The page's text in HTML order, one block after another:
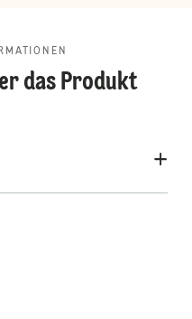
das Produkt